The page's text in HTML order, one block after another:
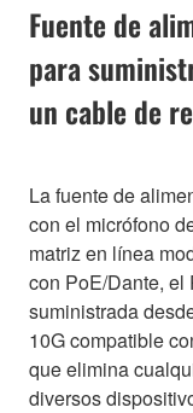
Fuente de
para
un cable de
La fuente de
con el micrófono
matriz en línea
con PoE/Dante,
suministrada
10G compatible
que elimina
diversos